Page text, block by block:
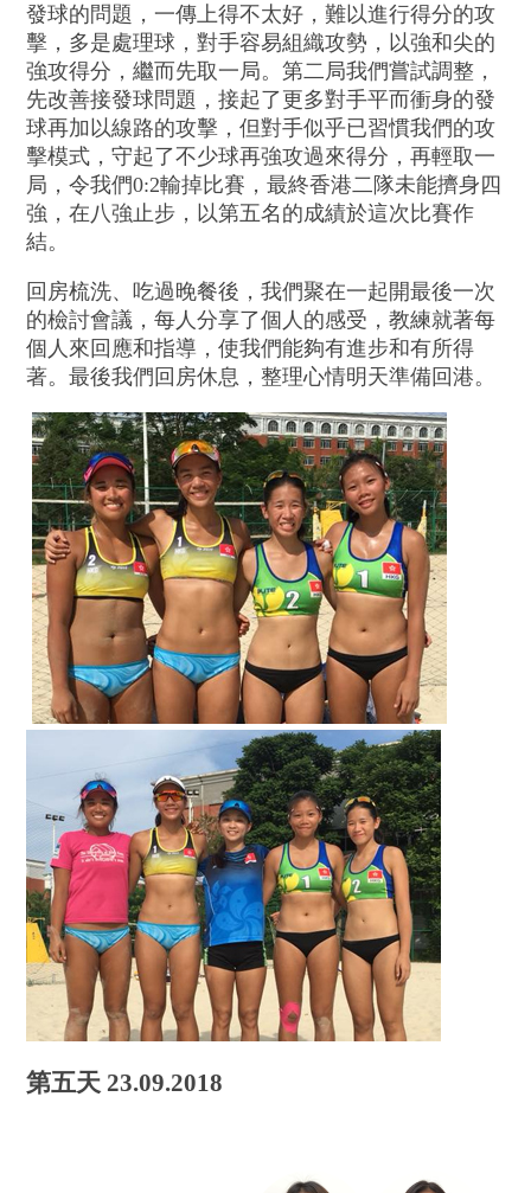
發球的問題，一傳上得不太好，難以進行得分的攻
擊，多是處理球，對手容易組織攻勢，以強和尖的
強攻得分，繼而先取一局。第二局我們嘗試調整，
先改善接發球問題，接起了更多對手平而衝身的發
球再加以線路的攻擊，但對手似乎已習慣我們的攻
擊模式，守起了不少球再強攻過來得分，再輕取一
局，令我們0:2輸掉比賽，最終香港二隊未能擠身四
強，在八強止步，以第五名的成績於這次比賽作
結。
回房梳洗、吃過晚餐後，我們聚在一起開最後一次
的檢討會議，每人分享了個人的感受，教練就著每
個人來回應和指導，使我們能夠有進步和有所得
著。最後我們回房休息，整理心情明天準備回港。
第五天 23.09.2018